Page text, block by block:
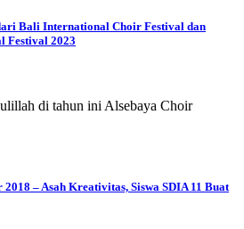
Bali International Choir Festival dan
Festival 2023
di tahun ini Alsebaya Choir
2018 – Asah Kreativitas, Siswa SDIA 11 Buat